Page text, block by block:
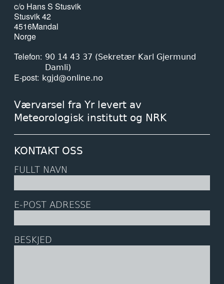
c/o Hans S Stusvik
Stusvik 42
4516Mandal
Norge
Telefon
90 14 43 37 (Sekretær Karl Gjermund
Damli)
E-post kgjd@online.no
Værvarsel fra Yr levert av
Meteorologisk institutt og NRK
KONTAKT OSS
FULLT NAVN
E-POST ADRESSE
BESKJED